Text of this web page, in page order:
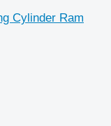
Cylinder Ram